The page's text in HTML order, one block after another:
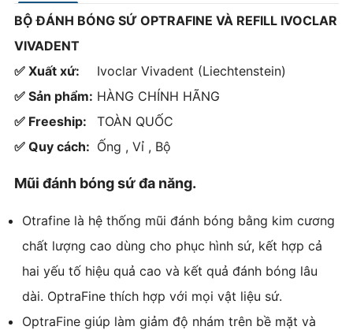
BỘ ĐÁNH BÓNG SỨ OPTRAFINE VÀ REFILL IVOCLAR
VIVADENT
✅ Xuất xứ:
Ivoclar Vivadent (Liechtenstein)
✅ Sản phẩm: HÀNG CHÍNH HÃNG
✅ Freeship:
TOÀN QUỐC
✅ Quy cách: Ống , Vỉ , Bộ
Mũi đánh bóng sứ đa năng.
Otrafine là hệ thống mũi đánh bóng bằng kim cương
chất lượng cao dùng cho phục hình sứ, kết hợp cả
hai yếu tố hiệu quả cao và kết quả đánh bóng lâu
dài. OptraFine thích hợp với mọi vật liệu sứ.
OptraFine giúp làm giảm độ nhám trên bề mặt và